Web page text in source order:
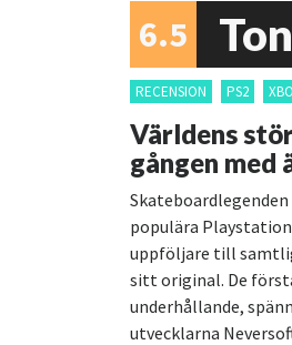
6.5
RECENSION PS2
Världens
gången med
populära
uppföljare till
sitt original. De
underhållande,
utvecklarna